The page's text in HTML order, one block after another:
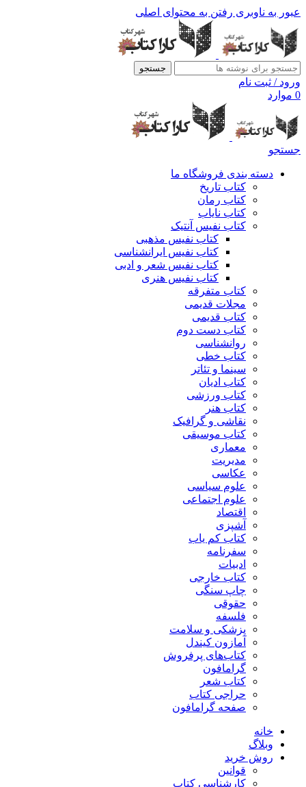
عبور به ناوبری رفتن به محتوای اصلی
جستجو
ورود / ثبت نام
0 موارد
جستجو
دسته بندی فروشگاه ما
کتاب تاریخ
کتاب رمان
کتاب نایاب
کتاب نفیس آنتیک
کتاب نفیس مذهبی
کتاب نفیس ایرانشناسی
کتاب نفیس شعر و ادبی
کتاب نفیس هنری
کتاب متفرقه
مجلات قدیمی
کتاب قدیمی
کتاب دست دوم
روانشناسی
کتاب خطی
سینما و تئاتر
کتاب ادیان
کتاب ورزشی
کتاب هنر
نقاشی و گرافیک
کتاب موسیقی
معماری
مدیریت
عکاسی
علوم سیاسی
علوم اجتماعی
اقتصاد
آشپزی
کتاب کم یاب
سفرنامه
ادبیات
کتاب خارجی
چاپ سنگی
حقوقی
فلسفه
پزشکی و سلامت
آمازون کیندل
کتاب‌های پرفروش
گرامافون
کتاب شعر
حراجی کتاب
صفحه گرامافون
خانه
وبلاگ
روش خرید
قوانین
کارشناسی کتاب